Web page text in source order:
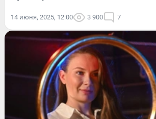
14 июня, 2025, 12:00 3 900 7